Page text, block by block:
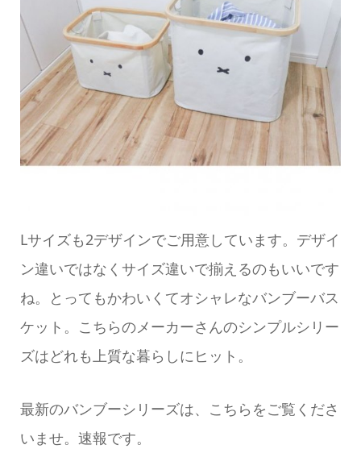
Lサイズも2デザインでご用意しています。デザイ
ン違いではなくサイズ違いで揃えるのもいいです
ね。とってもかわいくてオシャレなバンブーバス
ケット。こちらのメーカーさんのシンプルシリー
ズはどれも上質な暮らしにヒット。
最新のバンブーシリーズは、こちらをご覧くださ
いませ。速報です。